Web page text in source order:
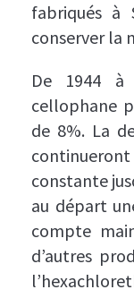
fabriqués à
conserver la
De 1944
cellophane
de 8%. La
constante
au départ
compte
d’autres